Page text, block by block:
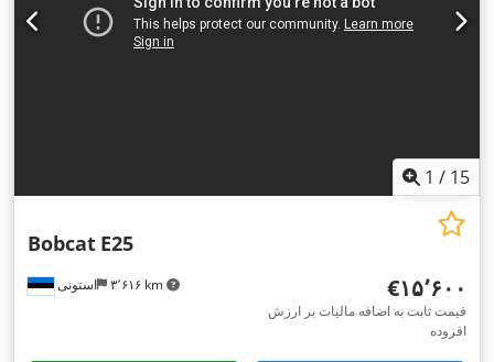
1 / 15
استونی ۳٬۶۱۶ km
Bobcat E25
‎€۱۵٬۶۰۰
قیمت ثابت به اضافه مالیات بر ارزش
افزوده